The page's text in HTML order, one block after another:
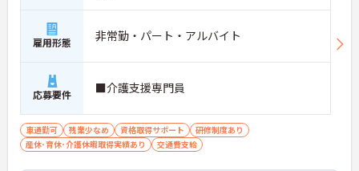
雇用形態 非常勤・パート・アルバイト
応募要件 ■介護支援専門員
車通勤可 残業少なめ 資格取得サポート
研修制度あり
産休･育休･介護休暇取得実績あり
交通費支給